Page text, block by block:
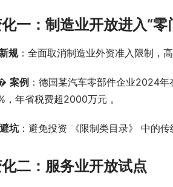
一：制造业开放进入“零
规：全面取消制造业外资准入限制，
案例 ：德国某汽车零部件企业2024
，年省税费超2000万元 。
坑：避免投资 《限制类目录》 中的传
二：服务业开放试点